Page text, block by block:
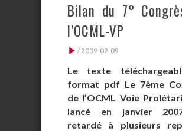
Bilan du 7°
l’OCML-VP
/ 2009-02-09
Le texte
format pdf Le 7ème
de l’OCML Voie
lancé en janvier
retardé à plusieurs